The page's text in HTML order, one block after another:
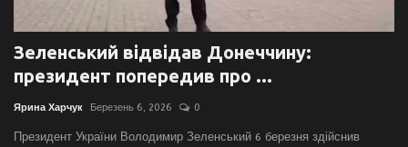
Зеленський відвідав Донеччину:
президент попередив про ...
Ярина Харчук Березень 6, 2026 0
Президент України Володимир Зеленський 6 березня здійснив